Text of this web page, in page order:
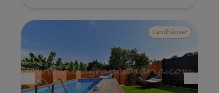
Landhäuser